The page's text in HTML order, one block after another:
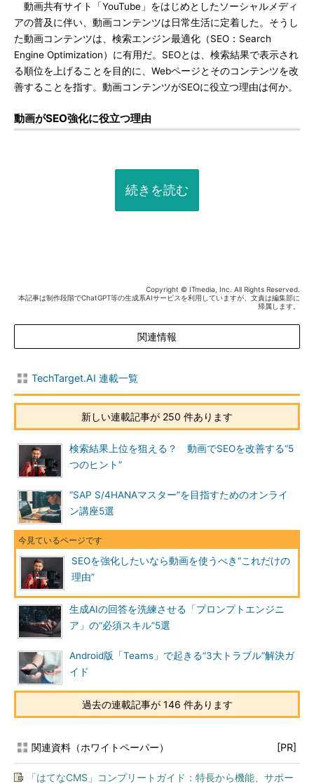
動画共有サイト「YouTube」をはじめとしたソーシャルメディ
アの普及に伴い、動画コンテンツは日常生活に定着した。そうし
た動画コンテンツは、検索エンジン最適化（SEO：Search
Engine Optimization）に有用だ。SEOとは、検索結果で表示され
る順位を上げることを目的に、Webページとそのコンテンツを改
善することを指す。動画コンテンツがSEOに役立つ理由は何か。
動画がSEO強化に役立つ理由
続きを読む
Copyright © ITmedia, Inc. All Rights Reserved.
本記事は制作段階でChatGPT等の生成系AIサービスを利用していますが、文責は編集部に
帰属します。
関連情報
TechTarget.AI 連載一覧
新しい連載記事が 250 件あります
検索結果上位を狙える？ 動画でSEOを改善する“5
つのヒント”
“SAP S/4HANAマスター”を目指すためのオンライ
ン講座5選
SEOを強化したいなら動画を使うべき“これだけの
理由”
生成AIの回答を洗練させる「プロンプトエンジニ
ア」の“必須スキル”5選
Android版「Teams」で起きる“3大トラブル”解決ガ
イド
過去の連載記事が 146 件あります
関連資料（ホワイトペーパー） [PR]
「はてなCMS」コンプリートガイド：特長から機能、サポー